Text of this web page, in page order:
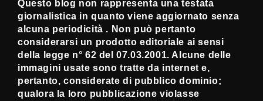
Questo blog non rappresenta una testata
giornalistica in quanto viene aggiornato senza
alcuna periodicità . Non può pertanto
considerarsi un prodotto editoriale ai sensi
della legge n° 62 del 07.03.2001. Alcune delle
immagini usate sono tratte da internet e,
pertanto, considerate di pubblico dominio;
qualora la loro pubblicazione violasse